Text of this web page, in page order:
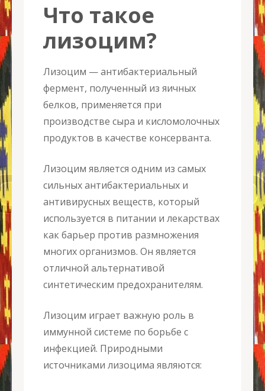
Что такое
лизоцим?
Лизоцим — антибактериальный
фермент, полученный из яичных
белков, применяется при
производстве сыра и кисломолочных
продуктов в качестве консерванта.
Лизоцим является одним из самых
сильных антибактериальных и
антивирусных веществ, который
используется в питании и лекарствах
как барьер против размножения
многих организмов. Он является
отличной альтернативой
синтетическим предохранителям.
Лизоцим играет важную роль в
иммунной системе по борьбе с
инфекцией. Природными
источниками лизоцима являются: